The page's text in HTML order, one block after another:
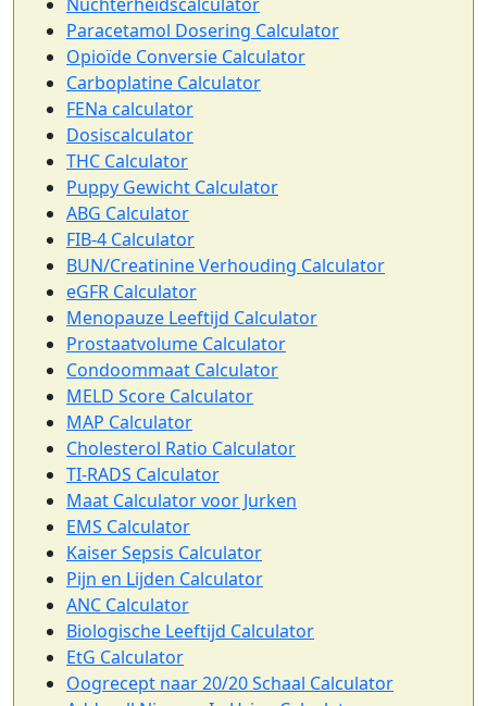
Paracetamol Dosering Calculator
Opioïde Conversie Calculator
Carboplatine Calculator
FENa calculator
Dosiscalculator
THC Calculator
Puppy Gewicht Calculator
ABG Calculator
FIB-4 Calculator
BUN/Creatinine Verhouding Calculator
eGFR Calculator
Menopauze Leeftijd Calculator
Prostaatvolume Calculator
Condoommaat Calculator
MELD Score Calculator
MAP Calculator
Cholesterol Ratio Calculator
TI-RADS Calculator
Maat Calculator voor Jurken
EMS Calculator
Kaiser Sepsis Calculator
Pijn en Lijden Calculator
ANC Calculator
Biologische Leeftijd Calculator
EtG Calculator
Oogrecept naar 20/20 Schaal Calculator